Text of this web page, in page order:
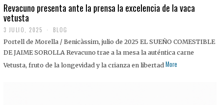
Revacuno presenta ante la prensa la excelencia de la vaca
vetusta
3 JULIO, 2025
J
U
I
BLOG
Portell de Morella / Benicàssim, julio de 2025 EL SUEÑO COMESTIBLE
DE JAIME SOROLLA Revacuno trae a la mesa la auténtica carne
Vetusta, fruto de la longevidad y la crianza en libertad More